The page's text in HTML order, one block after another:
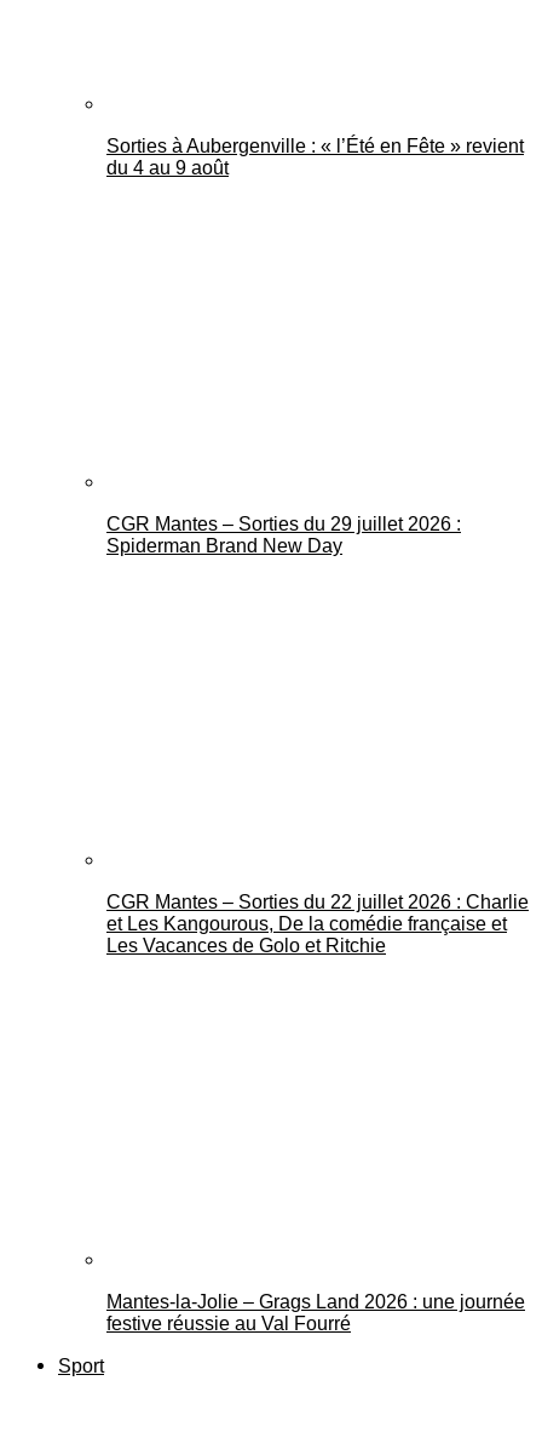
Sorties à Aubergenville : « l’Été en Fête » revient
du 4 au 9 août
CGR Mantes – Sorties du 29 juillet 2026 :
Spiderman Brand New Day
CGR Mantes – Sorties du 22 juillet 2026 : Charlie
et Les Kangourous, De la comédie française et
Les Vacances de Golo et Ritchie
Mantes-la-Jolie – Grags Land 2026 : une journée
festive réussie au Val Fourré
Sport